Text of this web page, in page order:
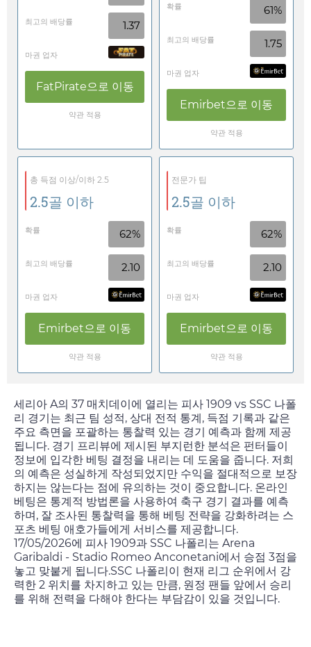
최고의 배당률 1.37
마권 업자
FatPirate으로 이동
약관 적용
확률 61%
최고의 배당률 1.75
마권 업자
Emirbet으로 이동
약관 적용
총 득점 이상/이하 2.5
2.5골 이하
확률 62%
최고의 배당률 2.10
마권 업자
Emirbet으로 이동
약관 적용
전문가 팁
2.5골 이하
확률 62%
최고의 배당률 2.10
마권 업자
Emirbet으로 이동
약관 적용
세리아 A의 37 매치데이에 열리는 피사 1909 vs SSC 나폴
리 경기는 최근 팀 성적, 상대 전적 통계, 득점 기록과 같은
주요 측면을 포괄하는 통찰력 있는 경기 예측과 함께 제공
됩니다. 경기 프리뷰에 제시된 부지런한 분석은 펀터들이
정보에 입각한 베팅 결정을 내리는 데 도움을 줍니다. 저희
의 예측은 성실하게 작성되었지만 수익을 절대적으로 보장
하지는 않는다는 점에 유의하는 것이 중요합니다. 온라인
베팅은 통계적 방법론을 사용하여 축구 경기 결과를 예측
하며, 잘 조사된 통찰력을 통해 베팅 전략을 강화하려는 스
포츠 베팅 애호가들에게 서비스를 제공합니다.
17/05/2026에 피사 1909과 SSC 나폴리는 Arena
Garibaldi - Stadio Romeo Anconetani에서 승점 3점을
놓고 맞붙게 됩니다.SSC 나폴리이 현재 리그 순위에서 강
력한 2 위치를 차지하고 있는 만큼, 원정 팬들 앞에서 승리
를 위해 전력을 다해야 한다는 부담감이 있을 것입니다.